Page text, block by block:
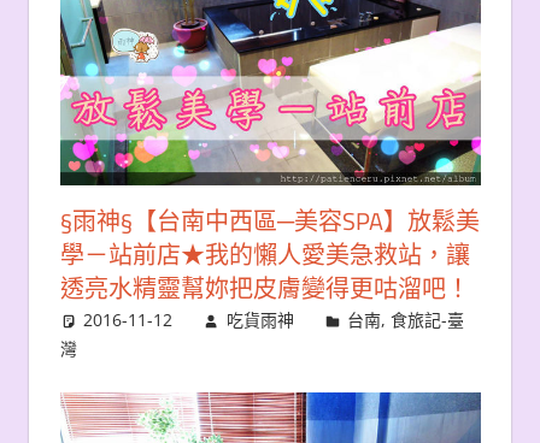
§雨神§【台南中西區─美容SPA】放鬆美
學－站前店★我的懶人愛美急救站，讓
透亮水精靈幫妳把皮膚變得更咕溜吧！
2016-11-12 吃貨雨神 台南,食旅記-臺
灣